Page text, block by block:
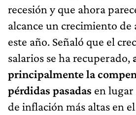
recesión y que ahora
alcance un crecimiento de
este año. Señaló que el
salarios se ha recuperado,
principalmente la
pérdidas pasadas en
de inflación más altas en